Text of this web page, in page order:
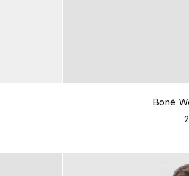
Boné